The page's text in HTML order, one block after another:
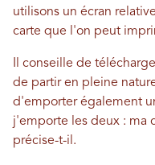
utilisons un écran
carte que l'on peut
Il conseille de
de partir en pleine
d'emporter également
j'emporte les deux : ma
précise-t-il.